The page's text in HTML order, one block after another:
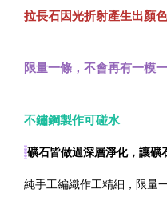
拉長石因光折射產生出顏
限量一條，不會再有一模
不鏽鋼製作可碰水
礦石皆做過深層淨化，讓礦
純手工編織作工精細，限量